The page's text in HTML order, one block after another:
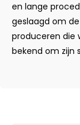
en lange
geslaagd om
produceren die
bekend om zijn